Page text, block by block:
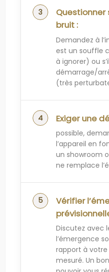
Questionner
bruit :
Demandez à
est un souffle
à ignorer) ou
démarrage/
(très
Exiger une
possible,
l’appareil en
un showroom
ne remplace
Vérifier
Discutez avec
l’émergence
rapport à votre
mesuré. Un